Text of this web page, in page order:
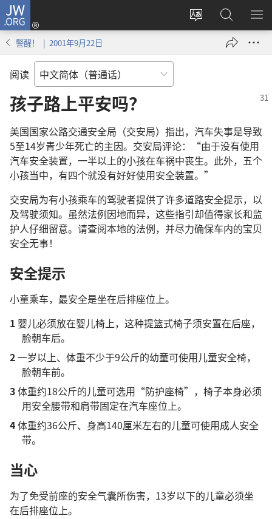
JW.ORG
更
登
录
（打
搜
索
JW.ORG
显
警醒！ | 2001年9月22日
阅读
孩子路上平安吗？
美国国家公路交通安全局（交安局）指出，汽车失事是导致
5至14岁青少年死亡的主因。交安局评论：“由于没有使用
汽车安全装置，一半以上的小孩在车祸中丧生。此外，五个
小孩当中，有四个就没有好好使用安全装置。”
交安局为有小孩乘车的驾驶者提供了许多道路安全提示，以
及驾驶须知。虽然法例因地而异，这些指引却值得家长和监
护人仔细留意。请查阅本地的法例，并尽力确保车内的宝贝
安全无事！
安全提示
小童乘车，最安全是坐在后排座位上。
1婴儿必须放在婴儿椅上，这种提篮式椅子须安置在后座，
脸朝车后。
2一岁以上、体重不少于9公斤的幼童可使用儿童安全椅，
脸朝车前。
3体重约18公斤的儿童可选用“防护座椅”，椅子本身必须
用安全腰带和肩带固定在汽车座位上。
4体重约36公斤、身高140厘米左右的儿童可使用成人安全
带。
当心
为了免受前座的安全气囊所伤害，13岁以下的儿童必须坐
在后排座位上。